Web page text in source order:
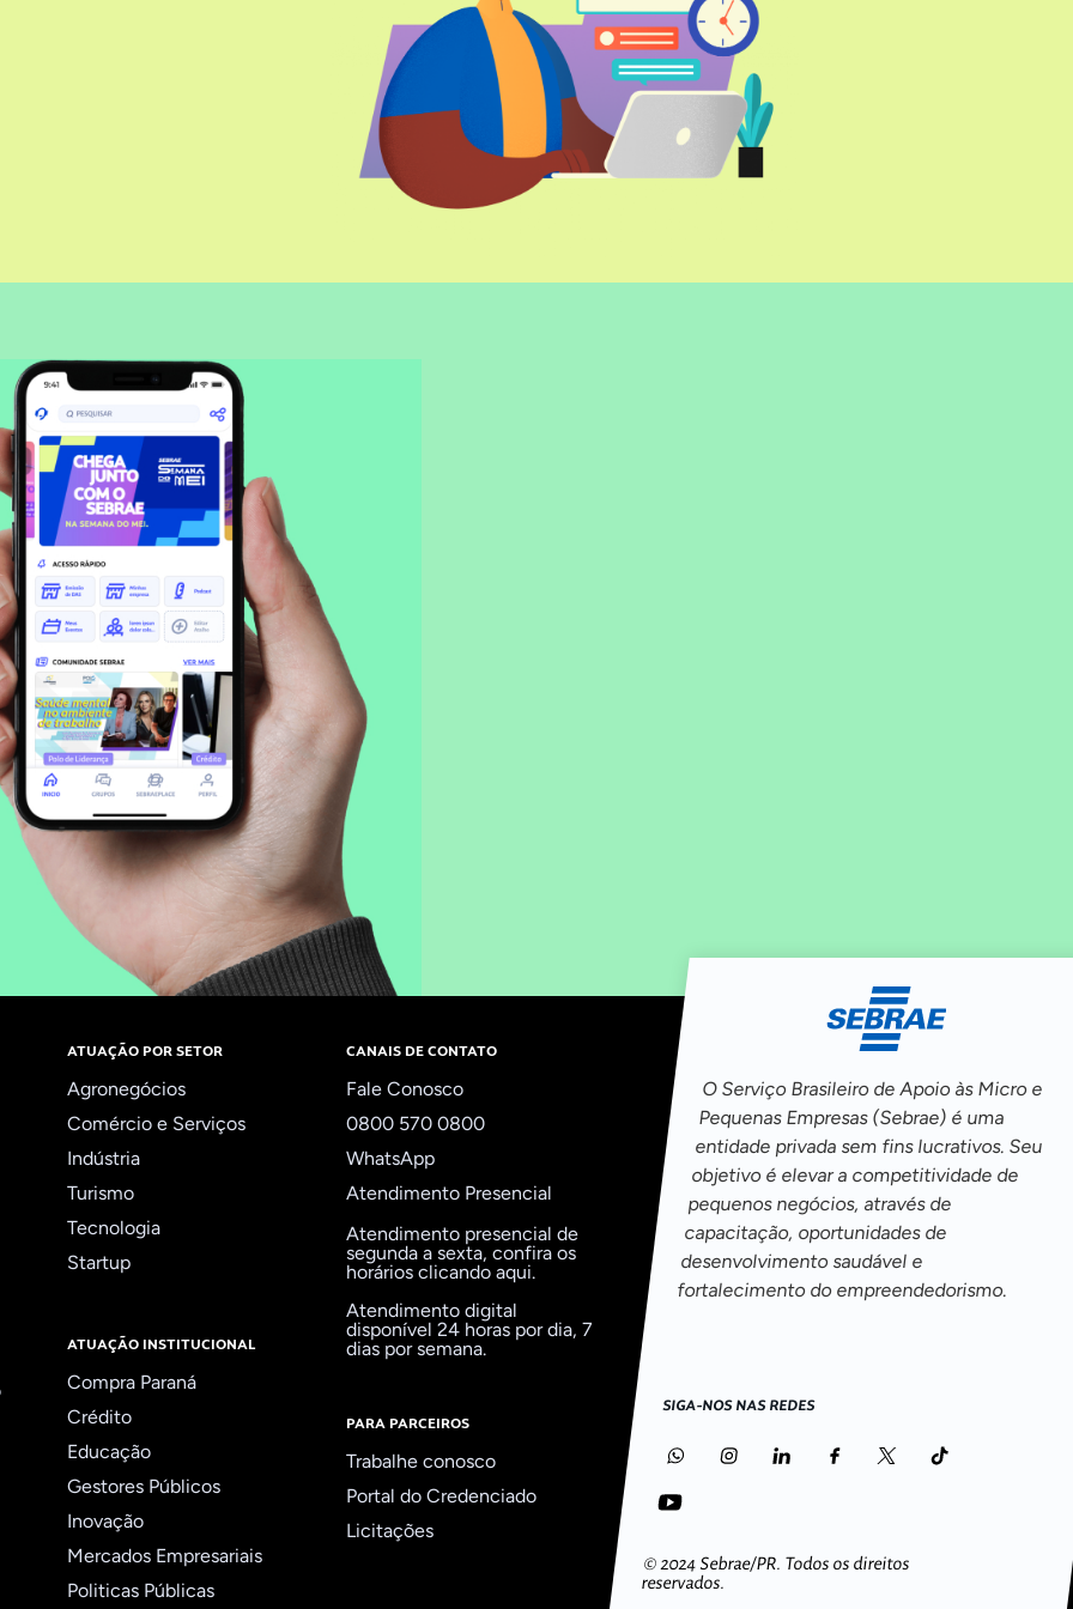
ATUAÇÃO POR SETOR
Agronegócios
Comércio e Serviços
Indústria
Turismo
Tecnologia
Startup
ATUAÇÃO INSTITUCIONAL
Compra Paraná
Crédito
Educação
Gestores Públicos
Inovação
Mercados Empresariais
Politicas Públicas
CANAIS DE CONTATO
Fale Conosco
0800 570 0800
WhatsApp
Atendimento Presencial
Atendimento presencial de
segunda a sexta,confira os
horários clicando aqui.
Atendimento digital
disponível 24 horas por dia, 7
dias por semana.
PARA PARCEIROS
Trabalhe conosco
Portal do Credenciado
Licitações
O Serviço Brasileiro de Apoio às Micro e
Pequenas Empresas (Sebrae) é uma
entidade privada sem fins lucrativos. Seu
objetivo é elevar a competitividade de
pequenos negócios, através de
capacitação, oportunidades de
desenvolvimento saudável e
fortalecimento do empreendedorismo.
SIGA-NOS NAS REDES
© 2024 Sebrae/PR.Todos os direitos
reservados.